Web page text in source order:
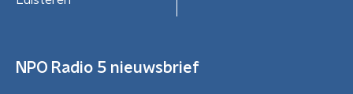
NPO Radio 5 nieuwsbrief